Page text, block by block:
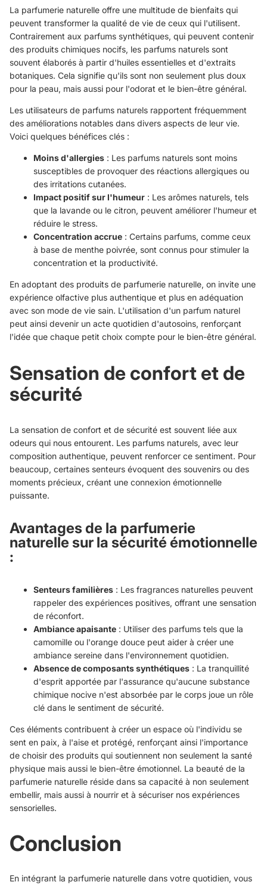
La parfumerie naturelle offre une multitude de bienfaits qui
peuvent transformer la qualité de vie de ceux qui l'utilisent.
Contrairement aux parfums synthétiques, qui peuvent contenir
des produits chimiques nocifs, les parfums naturels sont
souvent élaborés à partir d'huiles essentielles et d'extraits
botaniques. Cela signifie qu'ils sont non seulement plus doux
pour la peau, mais aussi pour l'odorat et le bien-être général.
Les utilisateurs de parfums naturels rapportent fréquemment
des améliorations notables dans divers aspects de leur vie.
Voici quelques bénéfices clés :
Moins d'allergies : Les parfums naturels sont moins
susceptibles de provoquer des réactions allergiques ou
des irritations cutanées.
Impact positif sur l'humeur : Les arômes naturels, tels
que la lavande ou le citron, peuvent améliorer l'humeur et
réduire le stress.
Concentration accrue : Certains parfums, comme ceux
à base de menthe poivrée, sont connus pour stimuler la
concentration et la productivité.
En adoptant des produits de parfumerie naturelle, on invite une
expérience olfactive plus authentique et plus en adéquation
avec son mode de vie sain. L'utilisation d'un parfum naturel
peut ainsi devenir un acte quotidien d'autosoins, renforçant
l'idée que chaque petit choix compte pour le bien-être général.
Sensation de confort et de
sécurité
La sensation de confort et de sécurité est souvent liée aux
odeurs qui nous entourent. Les parfums naturels, avec leur
composition authentique, peuvent renforcer ce sentiment. Pour
beaucoup, certaines senteurs évoquent des souvenirs ou des
moments précieux, créant une connexion émotionnelle
puissante.
Avantages de la parfumerie
naturelle sur la sécurité émotionnelle
:
Senteurs familières : Les fragrances naturelles peuvent
rappeler des expériences positives, offrant une sensation
de réconfort.
Ambiance apaisante : Utiliser des parfums tels que la
camomille ou l'orange douce peut aider à créer une
ambiance sereine dans l'environnement quotidien.
Absence de composants synthétiques : La tranquillité
d'esprit apportée par l'assurance qu'aucune substance
chimique nocive n'est absorbée par le corps joue un rôle
clé dans le sentiment de sécurité.
Ces éléments contribuent à créer un espace où l'individu se
sent en paix, à l'aise et protégé, renforçant ainsi l'importance
de choisir des produits qui soutiennent non seulement la santé
physique mais aussi le bien-être émotionnel. La beauté de la
parfumerie naturelle réside dans sa capacité à non seulement
embellir, mais aussi à nourrir et à sécuriser nos expériences
sensorielles.
Conclusion
En intégrant la parfumerie naturelle dans votre quotidien, vous